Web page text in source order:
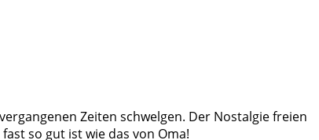
Zeiten schwelgen. Der Nostalgie freien
so gut ist wie das von Oma!